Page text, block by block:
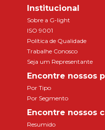
Institucional
Sobre a G-light
ISO 9001
Política de Qualidade
Trabalhe Conosco
Seja um Representante
Encontre nossos
Por Tipo
Por Segmento
Encontre nossos
Resumido